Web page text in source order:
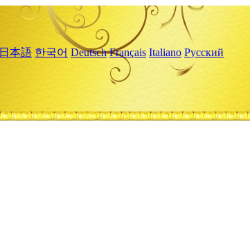
日本語 한국어 Deutsch Français Italiano Русский